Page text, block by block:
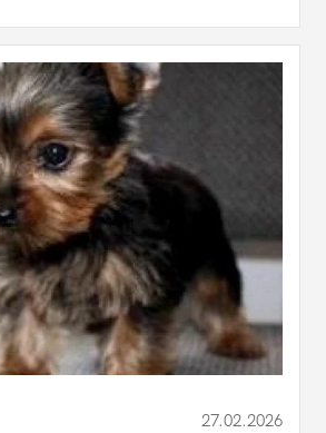
27.02.2026